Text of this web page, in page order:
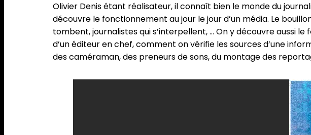
Olivier Denis étant réalisateur, il connaît bien le monde du
découvre le fonctionnement au jour le jour d’un média. Le
tombent, journalistes qui s’interpellent, … On y découvre aussi
d’un éditeur en chef, comment on vérifie les sources d’une
des caméraman, des preneurs de sons, du montage des